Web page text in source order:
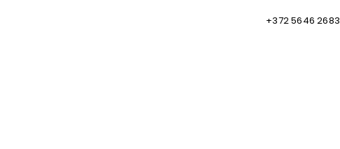
+372 5646 2683